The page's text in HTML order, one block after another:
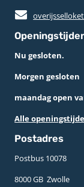
Nu gesloten.
Morgen gesloten
maandag open
Alle
Postadres
Postbus 10078 ­
8000 GB ­ Zwolle